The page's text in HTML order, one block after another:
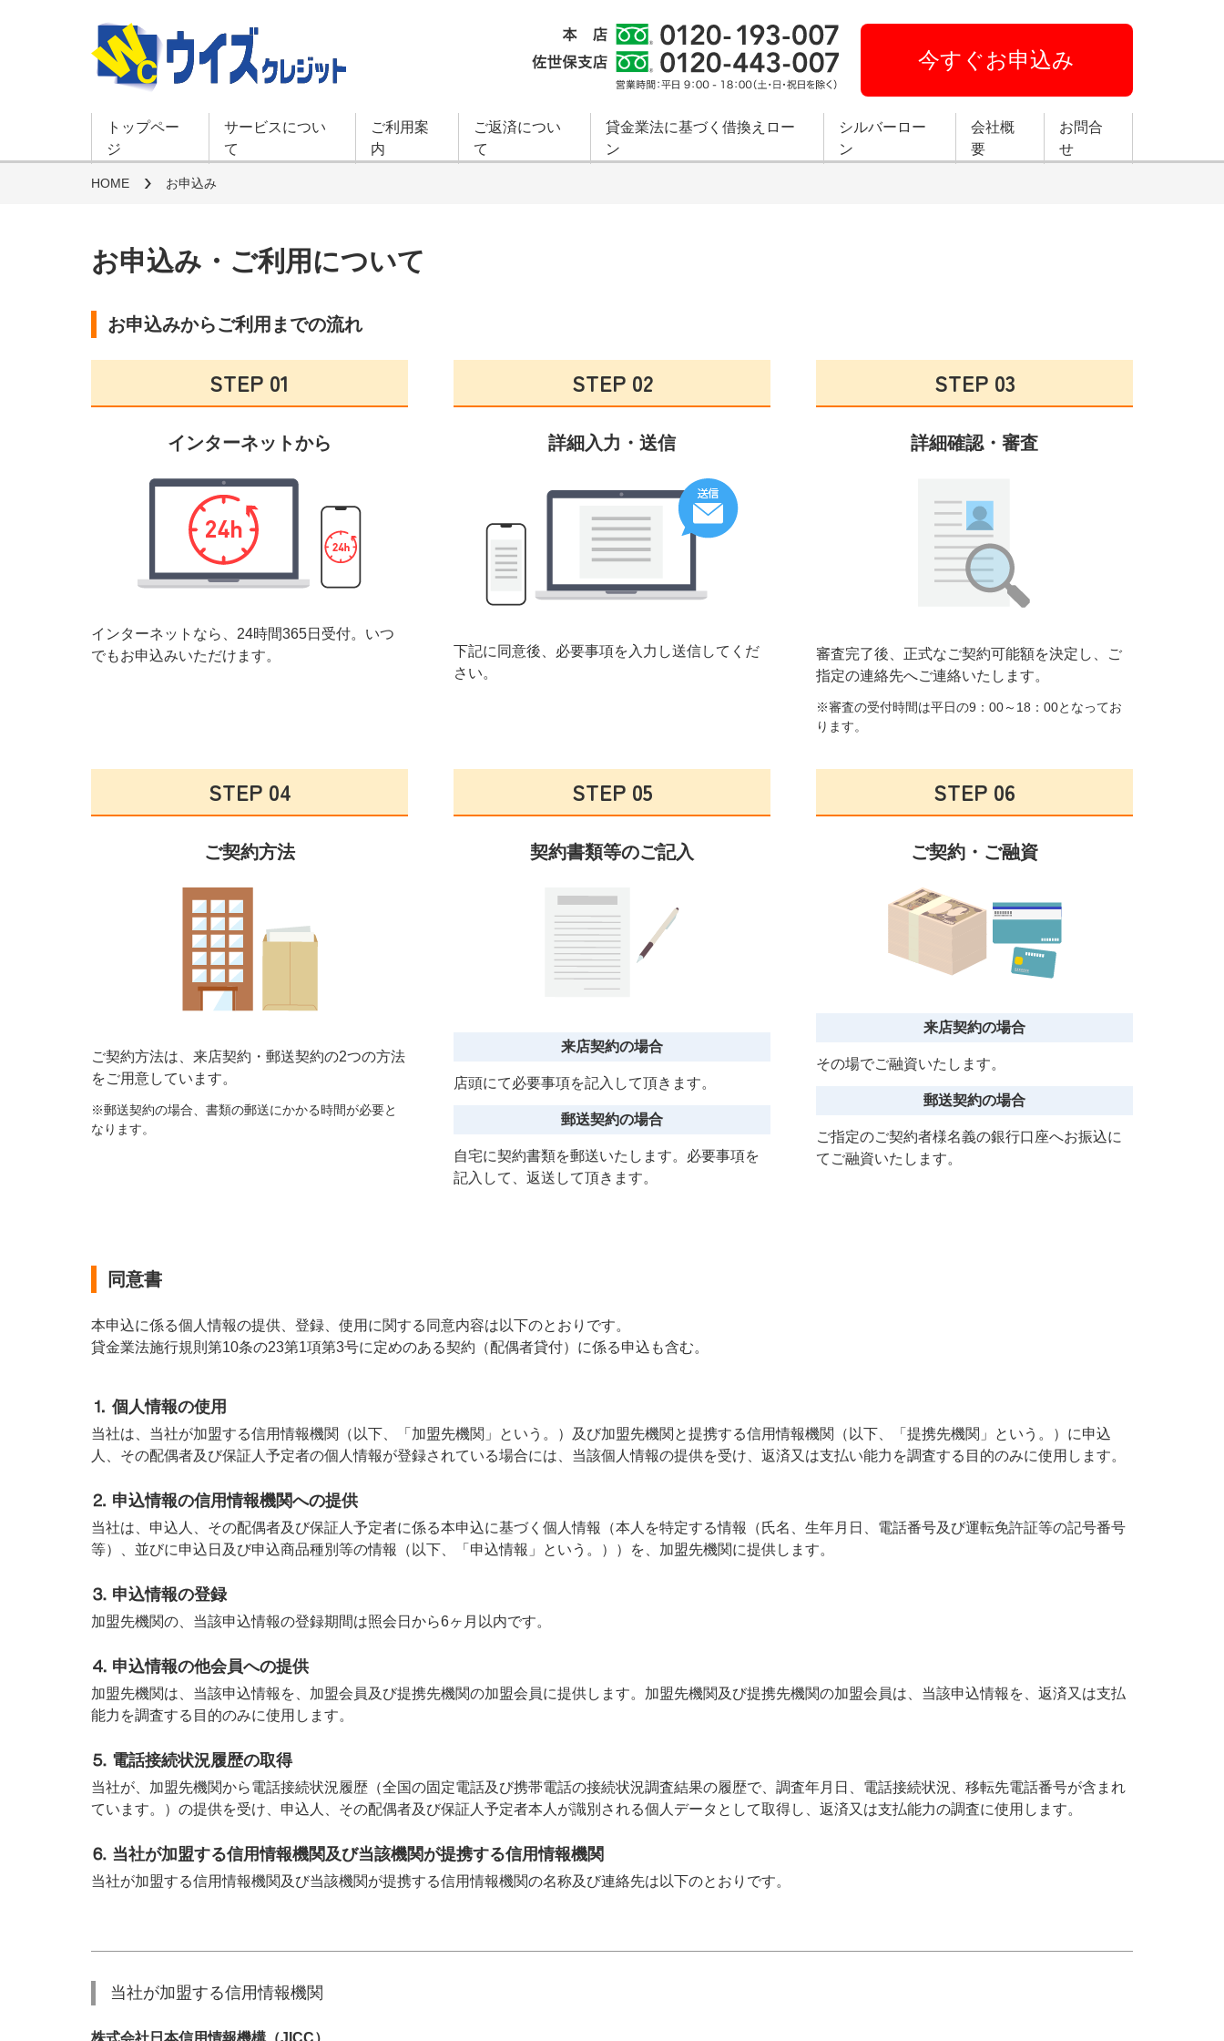
今すぐお申込み
トップペー
ジ
サービスについ
て
ご利用案
内
ご返済につい
て
貸金業法に基づく借換えロー
ン
シルバーロー
ン
会社概
要
お問合
せ
HOME お申込み
お申込み・ご利用について
お申込みからご利用までの流れ
STEP 01
インターネットから
インターネットなら、24時間365日受付。 いつ
でもお申込みいただけます。
STEP 02
詳細入力・送信
下記に同意後、必要事項を入力し送信してくだ
さい。
STEP 03
詳細確認・審査
審査完了後、正式なご契約可能額を決定し、
ご
指定の連絡先へご連絡いたします。
※審査の受付時間は平日の9：00～18：00となってお
ります。
STEP 04
ご契約方法
ご契約方法は、来店契約・郵送契約の2つの方法
をご用意しています。
※郵送契約の場合、書類の郵送にかかる時間が必要と
なります。
STEP 05
契約書類等のご記入
来店契約の場合
店頭にて必要事項を記入して頂きます。
郵送契約の場合
自宅に契約書類を郵送いたします。 必要事項を
記入して、返送して頂きます。
STEP 06
ご契約・ご融資
来店契約の場合
その場でご融資いたします。
郵送契約の場合
ご指定のご契約者様名義の銀行口座へお振込に
て ご融資いたします。
同意書
本申込に係る個人情報の提供、登録、使用に関する同意内容は以下のとおりです。
貸金業法施行規則第10条の23第1項第3号に定めのある契約（配偶者貸付）に係る申込も含む。
⒈ 個人情報の使用
当社は、当社が加盟する信用情報機関（以下、「加盟先機関」という。）及び加盟先機関と提携する信用情報機関（以下、「提携先機関」という。）に申込
人、 その配偶者及び保証人予定者の個人情報が登録されている場合には、当該個人情報の提供を受け、返済又は支払い能力を調査する目的のみに使用します。
⒉ 申込情報の信用情報機関への提供
当社は、申込人、その配偶者及び保証人予定者に係る本申込に基づく個人情報（本人を特定する情報（氏名、生年月日、電話番号及び運転免許証等の記号番号
等）、 並びに申込日及び申込商品種別等の情報（以下、「申込情報」という。））を、加盟先機関に提供します。
⒊ 申込情報の登録
加盟先機関の、当該申込情報の登録期間は照会日から6ヶ月以内です。
⒋ 申込情報の他会員への提供
加盟先機関は、当該申込情報を、加盟会員及び提携先機関の加盟会員に提供します。 加盟先機関及び提携先機関の加盟会員は、当該申込情報を、返済又は支払
能力を調査する目的のみに使用します。
⒌ 電話接続状況履歴の取得
当社が、加盟先機関から電話接続状況履歴（全国の固定電話及び携帯電話の接続状況調査結果の履歴で、調査年月日、電話接続状況、移転先電話番号が含まれ
ています。）の提供を受け、 申込人、その配偶者及び保証人予定者本人が識別される個人データとして取得し、返済又は支払能力の調査に使用します。
⒍ 当社が加盟する信用情報機関及び当該機関が提携する信用情報機関
当社が加盟する信用情報機関及び当該機関が提携する信用情報機関の名称及び連絡先は以下のとおりです。
当社が加盟する信用情報機関
株式会社日本信用情報機構（JICC）